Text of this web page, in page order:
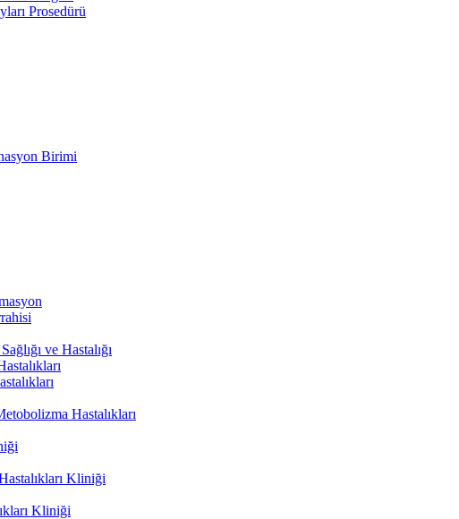
Prosedürü
Birimi
ve Hastalığı
Hastalıkları
Kliniği
Kliniği